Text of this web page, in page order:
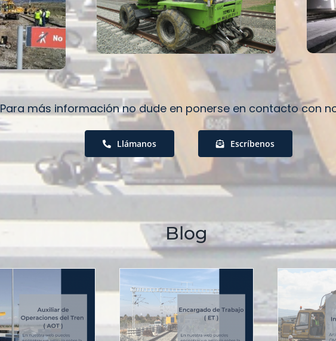
Para más información no dude en ponerse en contacto con
Llámanos Escríbenos
Blog
Encargado de
Trabajo ADIF
Operador de
Maquinaria de